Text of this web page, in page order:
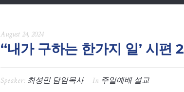
August 24, 2024
“내가 구하는 한가지 일’ 시편
Speaker: 최성민 담임목사 In 주일예배 설교